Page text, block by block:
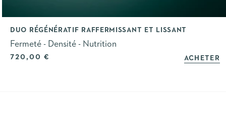
DUO RÉGÉNÉRATIF RAFFERMISSANT ET LISSANT
Fermeté - Densité - Nutrition
Prix de vente
720,00 € ACHETER